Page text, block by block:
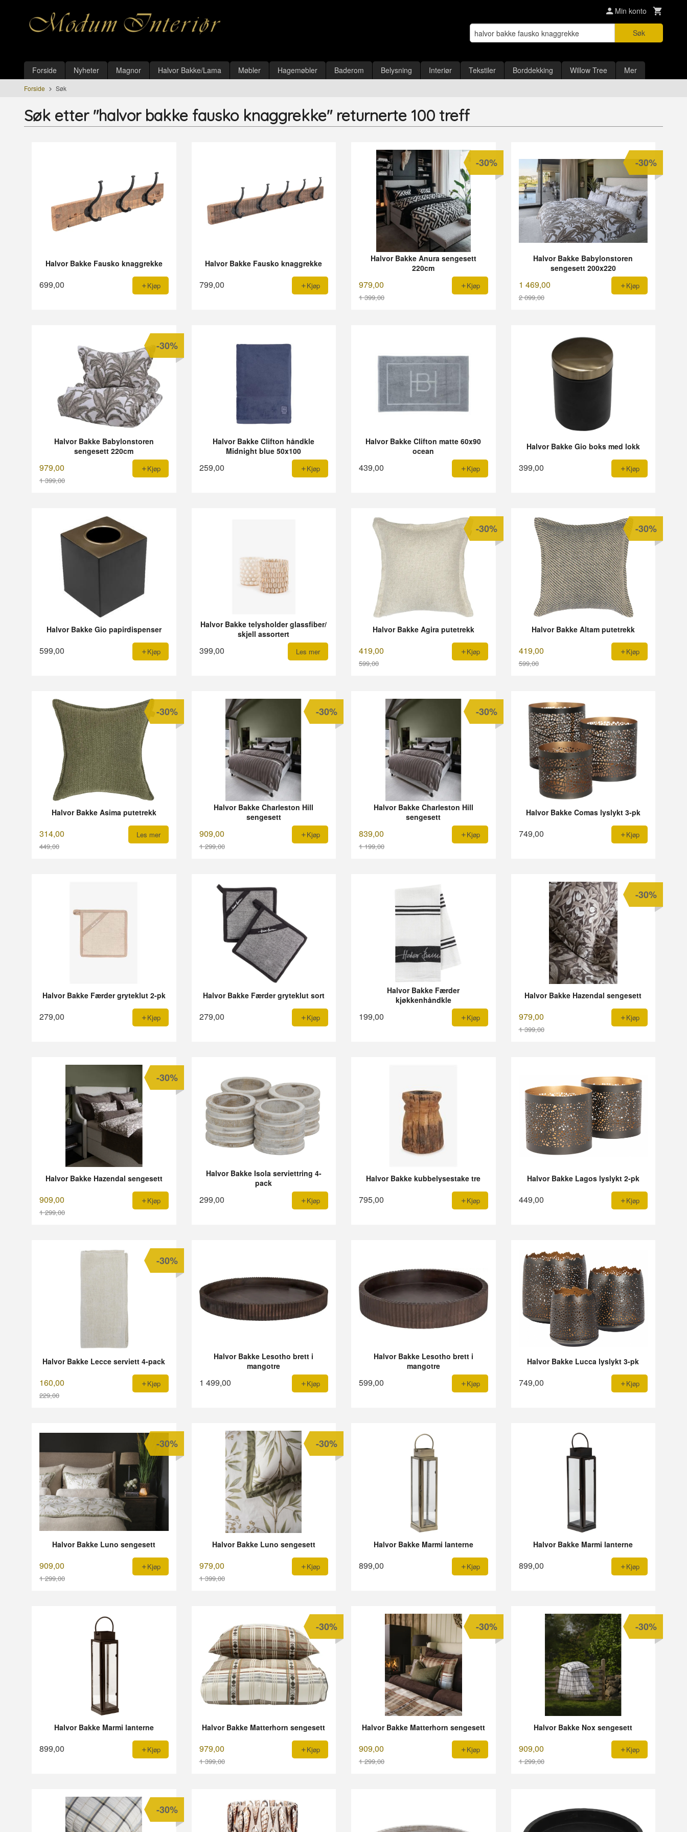
innholdet
Min konto
Søk
Produkter
Forside Nyheter Magnor Halvor Bakke/Lama Møbler Hagemøbler Baderom Belysning Interiør Tekstiler Borddekking Willow Tree Mer
Forside Søk
Søk etter "halvor bakke fausko knaggrekke" returnerte 100 treff
Halvor Bakke Fausko knaggrekke
699,00 Kjøp
Halvor Bakke Fausko knaggrekke
799,00 Kjøp
Halvor Bakke Anura sengesett
220cm
979,00
1 399,00
-30%
Kjøp
Halvor Bakke Babylonstoren
sengesett 200x220
1 469,00
2 099,00
-30%
Kjøp
Halvor Bakke Babylonstoren
sengesett 220cm
979,00
1 399,00
-30%
Kjøp
Halvor Bakke Clifton håndkle
Midnight blue 50x100
259,00 Kjøp
Halvor Bakke Clifton matte 60x90
ocean
439,00 Kjøp
Halvor Bakke Gio boks med lokk
399,00 Kjøp
Halvor Bakke Gio papirdispenser
599,00 Kjøp
Halvor Bakke telysholder glassfiber/
skjell assortert
399,00 Les mer
Halvor Bakke Agira putetrekk
419,00
599,00
-30%
Kjøp
Halvor Bakke Altam putetrekk
419,00
599,00
-30%
Kjøp
Halvor Bakke Asima putetrekk
314,00
449,00
-30%
Les mer
Halvor Bakke Charleston Hill
sengesett
909,00
1 299,00
-30%
Kjøp
Halvor Bakke Charleston Hill
sengesett
839,00
1 199,00
-30%
Kjøp
Halvor Bakke Comas lyslykt 3-pk
749,00 Kjøp
Halvor Bakke Færder gryteklut 2-pk
279,00 Kjøp
Halvor Bakke Færder gryteklut sort
279,00 Kjøp
Halvor Bakke Færder
kjøkkenhåndkle
199,00 Kjøp
Halvor Bakke Hazendal sengesett
979,00
1 399,00
-30%
Kjøp
Halvor Bakke Hazendal sengesett
909,00
1 299,00
-30%
Kjøp
Halvor Bakke Isola serviettring 4-
pack
299,00 Kjøp
Halvor Bakke kubbelysestake tre
795,00 Kjøp
Halvor Bakke Lagos lyslykt 2-pk
449,00 Kjøp
Halvor Bakke Lecce serviett 4-pack
160,00
229,00
-30%
Kjøp
Halvor Bakke Lesotho brett i
mangotre
1 499,00 Kjøp
Halvor Bakke Lesotho brett i
mangotre
599,00 Kjøp
Halvor Bakke Lucca lyslykt 3-pk
749,00 Kjøp
Halvor Bakke Luno sengesett
909,00
1 299,00
-30%
Kjøp
Halvor Bakke Luno sengesett
979,00
1 399,00
-30%
Kjøp
Halvor Bakke Marmi lanterne
899,00 Kjøp
Halvor Bakke Marmi lanterne
899,00 Kjøp
Halvor Bakke Marmi lanterne
899,00 Kjøp
Halvor Bakke Matterhorn sengesett
979,00
1 399,00
-30%
Kjøp
Halvor Bakke Matterhorn sengesett
909,00
1 299,00
-30%
Kjøp
Halvor Bakke Nox sengesett
909,00
1 299,00
-30%
Kjøp
-30%